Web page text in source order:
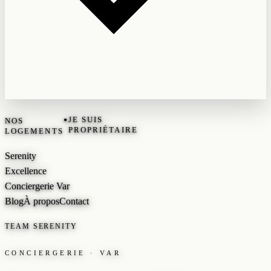
NOS
LOGEMENTS
•JE SUIS
PROPRIÉTAIRE
Serenity
Excellence
Conciergerie Var
BlogÀ proposContact
TEAM SERENITY
CONCIERGERIE · VAR